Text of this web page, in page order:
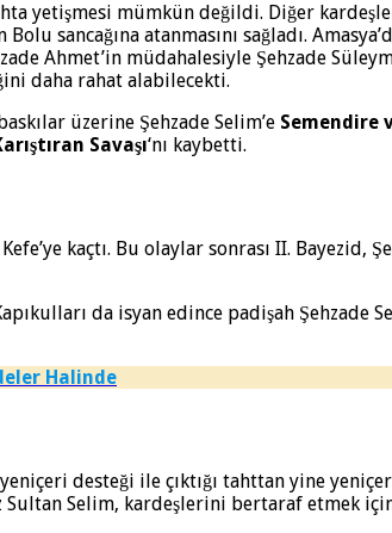
yetişmesi mümkün değildi. Diğer
sancağına atanmasını sağladı.
Ahmet’in müdahalesiyle Şehzade
daha rahat alabilecekti.
üzerine Şehzade Selim’e Semendire
Savaşı‘nı kaybetti.
kaçtı. Bu olaylar sonrası II. Bayezid,
da isyan edince padişah Şehzade
Halinde
yeniçeri desteği ile çıktığı tahttan yine
Sultan Selim, kardeşlerini bertaraf etmek